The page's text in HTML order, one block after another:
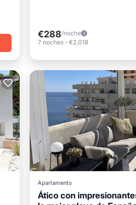
€288/noche
7 noches - €2,018
Apartamento
Ático con